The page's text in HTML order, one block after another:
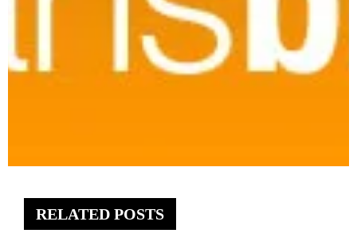
RELATED POSTS